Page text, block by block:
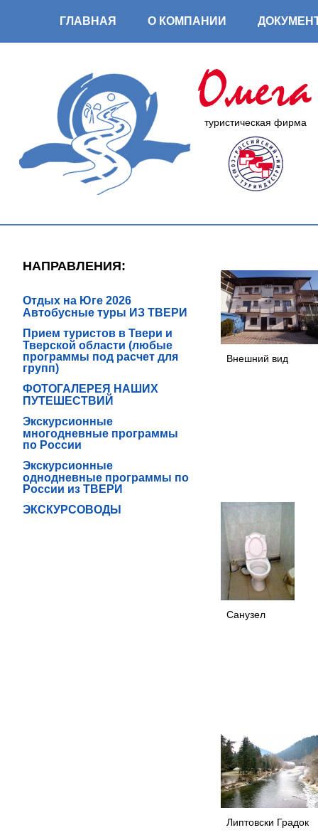
ГЛАВНАЯ О КОМПАНИИ
туристическая фирма
НАПРАВЛЕНИЯ:
Отдых на Юге 2026
Автобусные туры ИЗ ТВЕРИ
Прием туристов в Твери и
Тверской области (любые
программы под расчет для
групп)
ФОТОГАЛЕРЕЯ НАШИХ
ПУТЕШЕСТВИЙ
Экскурсионные
многодневные программы
по России
Экскурсионные
однодневные программы по
России из ТВЕРИ
ЭКСКУРСОВОДЫ
Внешний вид
Санузел
Липтовски Градок